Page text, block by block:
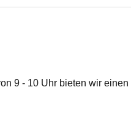
9 - 10 Uhr bieten wir einen